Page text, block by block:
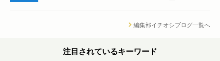
編集部イチオシブログ一覧へ
注目されているキーワード